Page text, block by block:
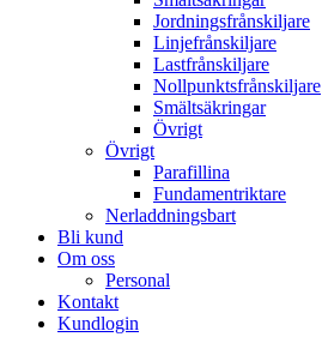
Jordningsfrånskiljare
Linjefrånskiljare
Lastfrånskiljare
Nollpunktsfrånskiljare
Smältsäkringar
Övrigt
Övrigt
Parafillina
Fundamentriktare
Nerladdningsbart
Bli kund
Om oss
Personal
Kontakt
Kundlogin